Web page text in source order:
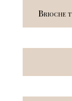
Brioche